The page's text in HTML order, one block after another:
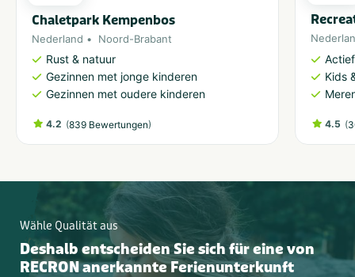
Chaletpark Kempenbos
Nederland Noord-Brabant
Rust & natuur
Gezinnen met jonge kinderen
Gezinnen met oudere kinderen
4.2 (839 Bewertungen)
Kids
4.5 (
Wähle Qualität aus
Deshalb entscheiden Sie sich für eine von
RECRON anerkannte Ferienunterkunft